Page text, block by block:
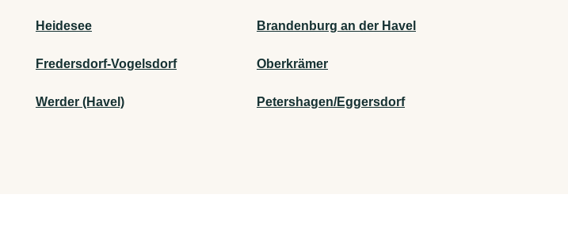
Heidesee Brandenburg an der Havel
Fredersdorf-Vogelsdorf Oberkrämer
Werder (Havel) Petershagen/Eggersdorf